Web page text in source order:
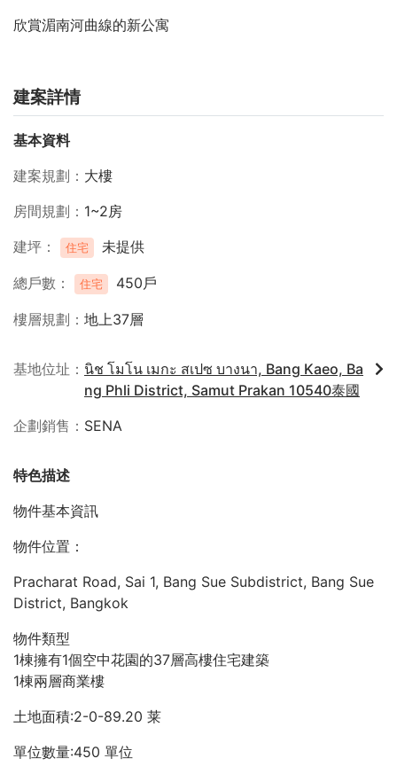
欣賞湄南河曲線的新公寓
建案詳情
基本資料
建案規劃
大樓
房間規劃
1~2房
建坪
住宅 未提供
總戶數 住宅 450戶
樓層規劃 地上37層
基地位址
นิช โมโน เมกะ สเปซ บางนา, Bang Kaeo, Ba
ng Phli District, Samut Prakan 10540泰國
企劃銷售
SENA
特色描述
物件基本資訊
物件位置：
Pracharat Road, Sai 1, Bang Sue Subdistrict, Bang Sue
District, Bangkok
物件類型
1棟擁有1個空中花園的37層高樓住宅建築
1棟兩層商業樓
土地面積:2-0-89.20 莱
單位數量:450 單位